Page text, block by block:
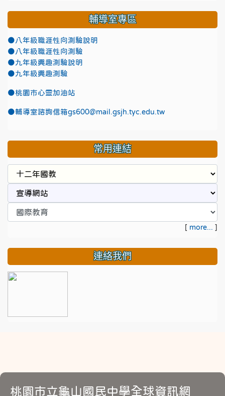
輔導室專區
●八年級職涯性向測驗說明
●八年級職涯性向測驗
●九年級興趣測驗說明
●九年級興趣測驗
●桃園市心靈加油站
●輔導室諮詢信箱gs600@mail.gsjh.tyc.edu.tw
常用連結
[ more... ]
連絡我們
桃園市立龜山國民中學全球資訊網